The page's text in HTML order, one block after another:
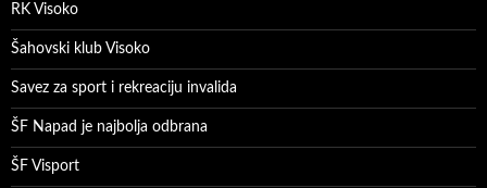
RK Visoko
Šahovski klub Visoko
Savez za sport i rekreaciju invalida
ŠF Napad je najbolja odbrana
ŠF Visport